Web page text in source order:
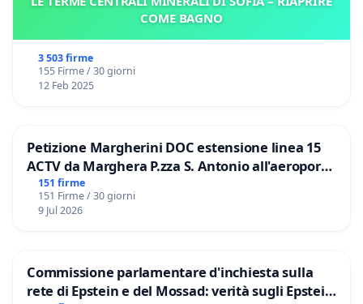
COME BAGNO
3 503 firme
155 Firme / 30 giorni
12 Feb 2025
Petizione Margherini DOC estensione linea 15
ACTV da Marghera P.zza S. Antonio all'aeroporto
Marco Polo tariffa a € 1,50
151 firme
151 Firme / 30 giorni
9 Jul 2026
Commissione parlamentare d'inchiesta sulla
rete di Epstein e del Mossad: verità sugli Epstein